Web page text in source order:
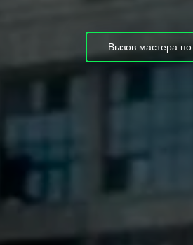
Вызов мастера